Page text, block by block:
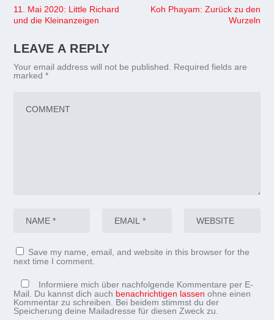
11. Mai 2020: Little Richard
und die Kleinanzeigen
Koh Phayam: Zurück zu den
Wurzeln
LEAVE A REPLY
Your email address will not be published.
Required fields are
marked*
Save my name, email, and website in this browser for the
next time I comment.
Informiere mich über nachfolgende Kommentare per E-
Mail. Du kannst dich auch benachrichtigen lassen ohne einen
Kommentar zu schreiben. Bei beidem stimmst du der
Speicherung deine Mailadresse für diesen Zweck zu.